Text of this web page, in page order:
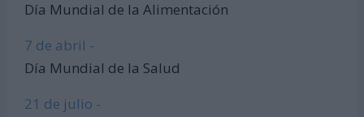
Día Mundial de la Alimentación
7 de abril -
Día Mundial de la Salud
21 de julio -